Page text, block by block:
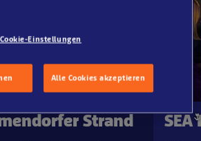
Strand SEA
Cookie-Einstellungen
Alle Cookies akzeptieren